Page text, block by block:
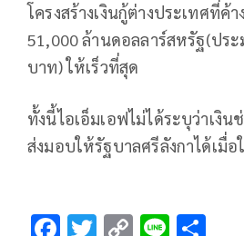
โครงสร้างเงินกู้ต่างประเทศที่ค้
51,000 ล้านดอลลาร์สหรัฐ(ปร
บาท) ให้เร็วที่สุด
ทั้งนี้ไอเอ็มเอฟไม่ได้ระบุว่าเงิ
ส่งมอบให้รัฐบาลศรีลังกาได้เมื่อ